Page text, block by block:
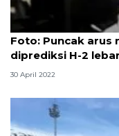
Foto: Puncak arus
diprediksi H-2
30 April 2022